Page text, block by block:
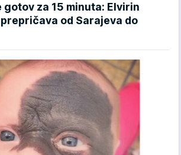
gotov za 15 minuta: Elvirin
od Sarajeva do